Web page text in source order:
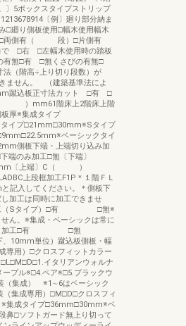
〕5ボックスタイプストリップ
〔例〕廻り部分納ま
□廻り側板使用□幅木使用幅木
□両側有（ 段）□片側有
□右 □左幅木使用時の踏板
有無□有 □無くさびの有無□
（階高÷上り切り段数）が
ません。 （建築基準法によ
込板正寸法カット □有 □
階床上2階床上階
集成タイプ
イプ□21mm□30mm※Sタイプ
ベーシックタイ
側板下端・上端切り込み加
端のみ加工□無〔下端〕
上端〕C（ ）
上段框加工F1P＊１階ＦＬ
記入してください。＊側板下
加工は同時に加工できませ
加工（Sタイプ）□有 □無※
ん。※集成・ベーシックは常に
ばし加工□有 □無
単位）蹴込板側板・幅
専用）□クロスフィットカラー
イタリアンウォルナ
プル※□4.ペア※□5.ブラックウ
（集成） ※1∼6はベーシック
集成専用）□M□D□クロスフィ
※集成タイプ□36mm□30mm※ベ
鼻□ソフトガード無上り切って